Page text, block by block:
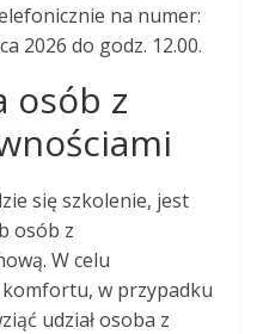
na numer:
2026 do godz. 12.00.
osób z
się szkolenie, jest
osób z
W celu
w przypadku
udział osoba z